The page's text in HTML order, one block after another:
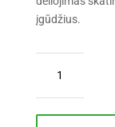
įgūdžius.
kiekis:
Pradedu
skaityti.